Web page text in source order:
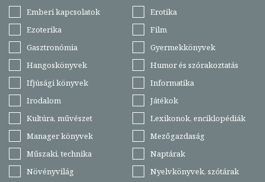
Emberi kapcsolatok
Erotika
Ezoterika
Film
Gasztronómia
Gyermekkönyvek
Hangoskönyvek
Humor és szórakoztatás
Ifjúsági könyvek
Informatika
Irodalom
Játékok
Kultúra, művészet
Lexikonok, enciklopédiák
Manager könyvek
Mezőgazdaság
Műszaki, technika
Naptárak
Növényvilág
Nyelvkönyvek, szótárak